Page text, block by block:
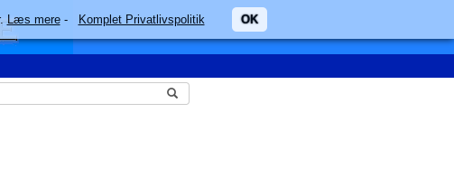
Læs mere- Komplet Privatlivspolitik OK